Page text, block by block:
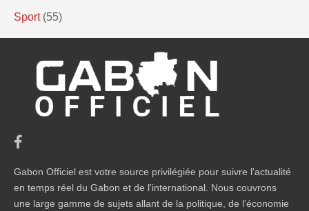
Sport (55)
Gabon Officiel est votre source privilégiée pour suivre l'actualité
en temps réel du Gabon et de l'international. Nous couvrons
une large gamme de sujets allant de la politique, de l'économie